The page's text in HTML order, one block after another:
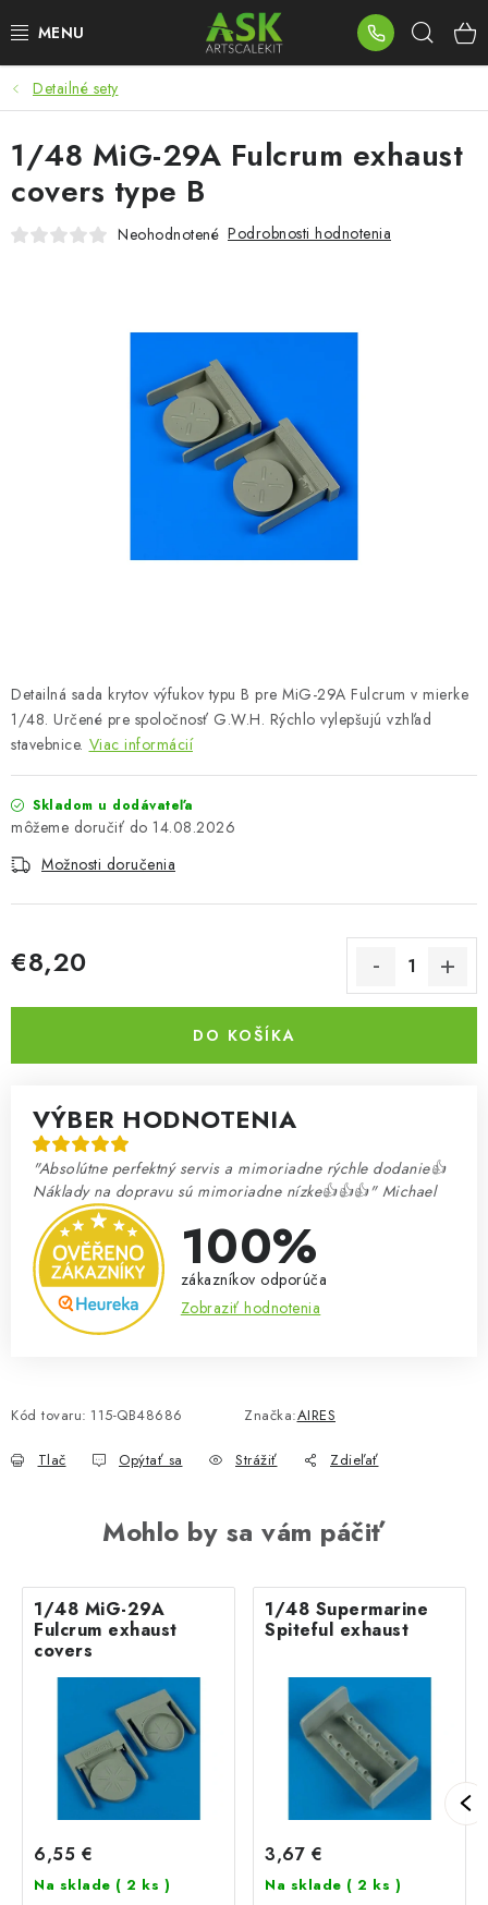
na
BLOG
SUMMER DAYS
WARHAMMER
PLASTOVÉ MODELY
PREDÁVANÉ ZNAČKY
O Nás Moja objednávka Kontakty
Preprava a platba
Podmienky a pravidlá
Zásady ochrany osobných údajov
Prevodník modelárskych farieb
Detailné sety
Detailná sada krytov výfukov typu B pre MiG-29A Fulcrum v mierke
1/48. Určené pre spoločnosť G.W.H. Rýchlo vylepšujú vzhľad
stavebnice. Viac informácií
Skladom u dodávateľa
14.08.2026
Možnosti doručenia
€8,20
DO KOŠÍKA
VÝBER HODNOTENIA
"Absolútne perfektný servis a mimoriadne rýchle dodanie👍
Náklady na dopravu sú mimoriadne nízke👍👍👍" Michael
100%
zákazníkov odporúča
Zobraziť hodnotenia
Kód tovaru: 115-QB48686 Značka:AIRES
Tlač Opýtať sa Strážiť Zdieľať
1/48 MiG-29A Fulcrum exhaust
covers type B
Neohodnotené Podrobnosti hodnotenia
Mohlo by sa vám páčiť
1/48 MiG-29A
Fulcrum exhaust
covers
6,55 €
Na sklade ( 2 ks )
1/48 Supermarine
Spiteful exhaust
3,67 €
Na sklade ( 2 ks )